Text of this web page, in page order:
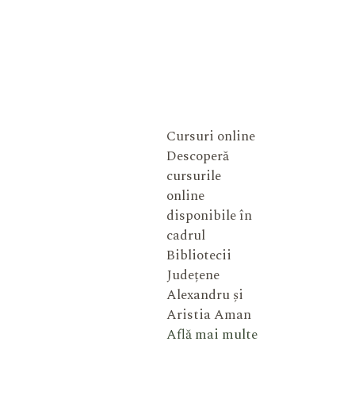
Cursuri online
Descoperă
cursurile
online
disponibile în
cadrul
Bibliotecii
Județene
Alexandru și
Aristia Aman
Află mai multe